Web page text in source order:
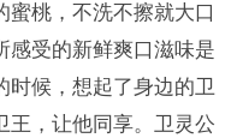
蜜桃，不洗不擦就大口
感受的新鲜爽口滋味是
时候，想起了身边的卫
王，让他同享。卫灵公